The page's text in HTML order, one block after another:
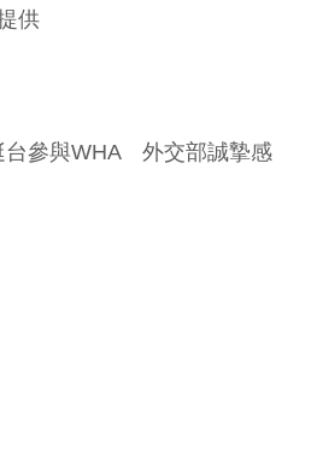
供
台參與WHA 外交部誠摯感